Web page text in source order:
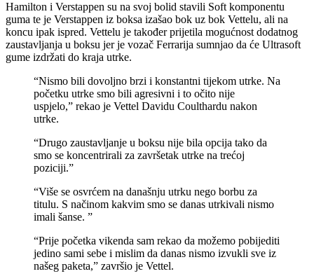
Hamilton i Verstappen su na svoj bolid stavili Soft komponentu
guma te je Verstappen iz boksa izašao bok uz bok Vettelu, ali na
koncu ipak ispred. Vettelu je također prijetila mogućnost dodatnog
zaustavljanja u boksu jer je vozač Ferrarija sumnjao da će Ultrasoft
gume izdržati do kraja utrke.
“Nismo bili dovoljno brzi i konstantni tijekom utrke. Na
početku utrke smo bili agresivni i to očito nije
uspjelo,” rekao je Vettel Davidu Coulthardu nakon
utrke.
“Drugo zaustavljanje u boksu nije bila opcija tako da
smo se koncentrirali za završetak utrke na trećoj
poziciji.”
“Više se osvrćem na današnju utrku nego borbu za
titulu. S načinom kakvim smo se danas utrkivali nismo
imali šanse. ”
“Prije početka vikenda sam rekao da možemo pobijediti
jedino sami sebe i mislim da danas nismo izvukli sve iz
našeg paketa,” završio je Vettel.